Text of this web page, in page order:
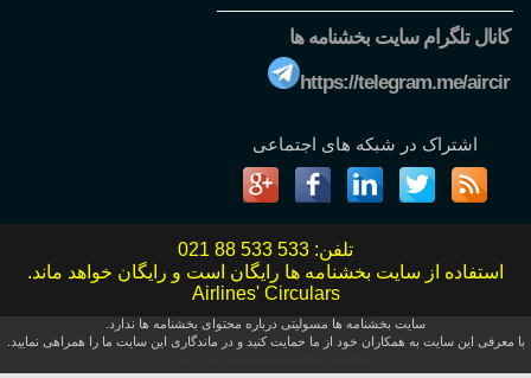
کانال تلگرام سایت بخشنامه ها
https://telegram.me/aircir
اشتراک در شبکه های اجتماعی
تلفن: 021 88 533 533
استفاده از سایت بخشنامه ها رایگان است و رایگان خواهد ماند.
Airlines' Circulars
سایت بخشنامه ها مسولیتی درباره محتوای بخشنامه ها ندارد.
با معرفی این سایت به همکاران خود از ما حمایت کنید و در ماندگاری این سایت ما را همراهی نمایید.